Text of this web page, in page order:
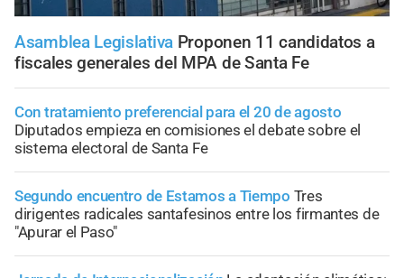
Asamblea Legislativa Proponen 11 candidatos a
fiscales generales del MPA de Santa Fe
Con tratamiento preferencial para el 20 de agosto
Diputados empieza en comisiones el debate sobre el
sistema electoral de Santa Fe
Segundo encuentro de Estamos a Tiempo Tres
dirigentes radicales santafesinos entre los firmantes de
"Apurar el Paso"